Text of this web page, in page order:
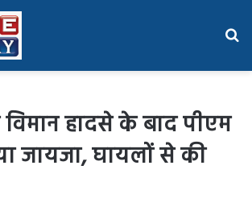
हादसे के बाद पीएम
जायजा, घायलों से की